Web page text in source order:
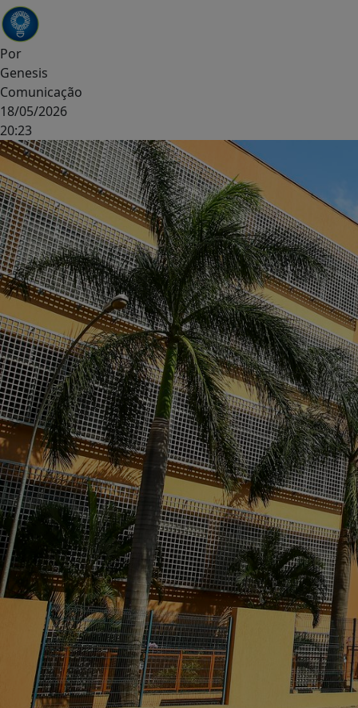
Por
Genesis
Comunicação
18/05/2026
20:23